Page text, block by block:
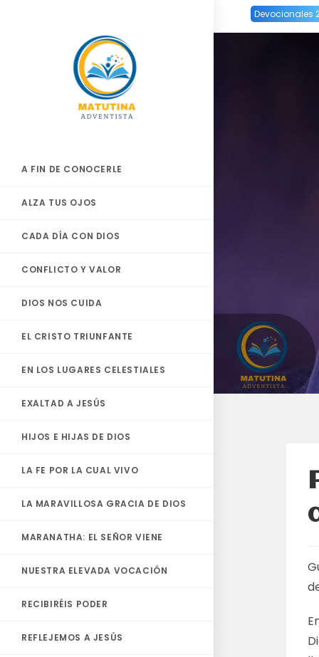
Devocionales
A FIN DE CONOCERLE
ALZA TUS OJOS
CADA DÍA CON DIOS
CONFLICTO Y VALOR
DIOS NOS CUIDA
EL CRISTO TRIUNFANTE
EN LOS LUGARES CELESTIALES
EXALTAD A JESÚS
HIJOS E HIJAS DE DIOS
LA FE POR LA CUAL VIVO
LA MARAVILLOSA GRACIA DE DIOS
MARANATHA: EL SEÑOR VIENE
NUESTRA ELEVADA VOCACIÓN
RECIBIRÉIS PODER
REFLEJEMOS A JESÚS